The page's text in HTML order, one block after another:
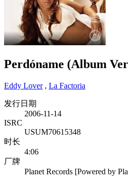
Perdóname (Album
Eddy Lover, La Factoria
发行日期
2006-11-14
ISRC
USUM70615348
时长
4:06
厂牌
Planet Records [Powered by